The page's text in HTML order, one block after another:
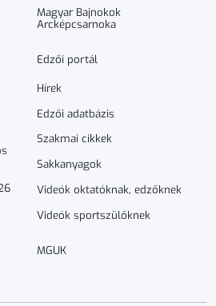
Magyar Bajnokok
Arcképcsarnoka
Edzői portál
Hírek
Edzői adatbázis
Szakmai cikkek
Sakkanyagok
Videók oktatóknak, edzőknek
Videók sportszülőknek
MGUK